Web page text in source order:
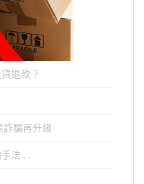
退款？
詐騙再升級
法….